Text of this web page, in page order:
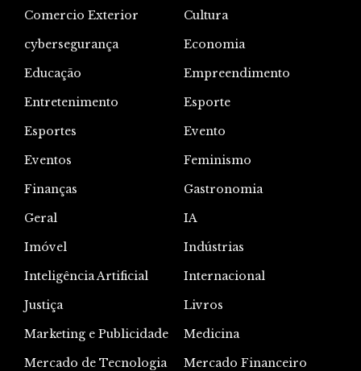
Comercio Exterior
Cultura
cybersegurança
Economia
Educação
Empreendimento
Entretenimento
Esporte
Esportes
Evento
Eventos
Feminismo
Finanças
Gastronomia
Geral
IA
Imóvel
Indústrias
Inteligência Artificial
Internacional
Justiça
Livros
Marketing e Publicidade
Medicina
Mercado de Tecnologia
Mercado Financeiro